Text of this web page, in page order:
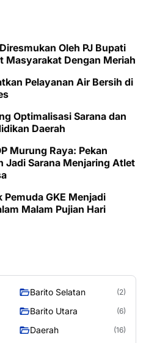
Oleh PJ Bupati
Masyarakat Dengan Meriah
Pelayanan Air Bersih di
Optimalisasi Sarana dan
Daerah
Murung Raya: Pekan
Jadi Sarana Menjaring Atlet
GKE Menjadi
Malam Pujian Hari
Barito Selatan (2)
Barito Utara (6)
Daerah (16)